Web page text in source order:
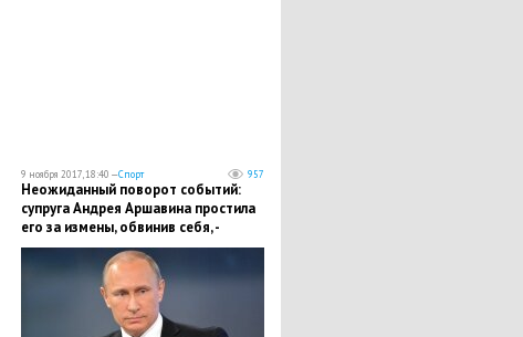
9 ноября 2017, 18:40 —Спорт 957
​Неожиданный поворот событий:
супруга Андрея Аршавина простила
его за измены, обвинив себя, -
подробности